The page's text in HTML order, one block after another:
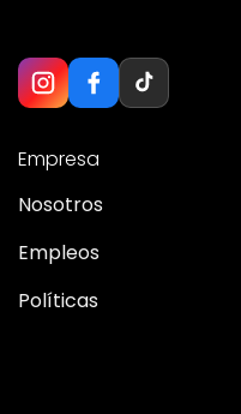
Empresa
Nosotros
Empleos
Políticas